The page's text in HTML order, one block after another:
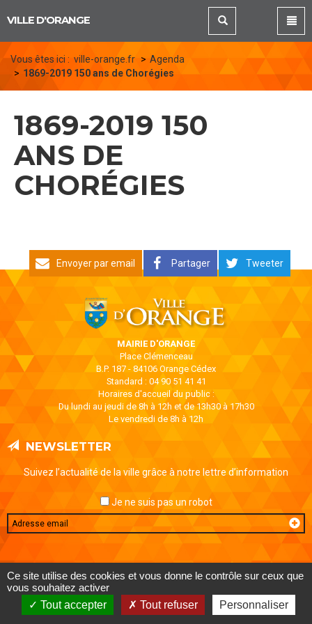
VILLE D'ORANGE
Vous êtes ici : ville-orange.fr
Agenda
1869-2019 150 ans de Chorégies
1869-2019 150
ANS DE
CHORÉGIES
Envoyer par email Partager Tweeter
MAIRIE D'ORANGE
Place Clémenceau
B.P. 187 - 84106 Orange Cédex
Standard : 04 90 51 41 41
Horaires d'accueil du public :
Du lundi au jeudi de 8h à 12h et de 13h30 à 17h30
Le vendredi de 8h à 12h
NEWSLETTER
Suivez l’actualité de la ville grâce à notre lettre d’information
Je ne suis pas un robot
Email
MENTIONS LÉGALES DONNÉES PERSONNELLES
AIDE ET ACCESSIBILITÉ
Ce site utilise des cookies et vous donne le contrôle sur ceux que
vous souhaitez activer
Tout accepter
Tout refuser Personnaliser